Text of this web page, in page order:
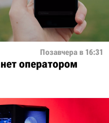
Позавчера в 16:31
оператором